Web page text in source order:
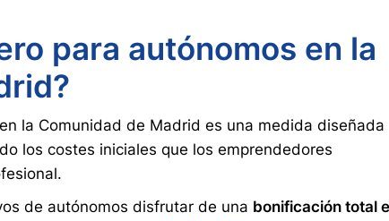
para autónomos en la
la Comunidad de Madrid es una medida diseñada
los costes iniciales que los emprendedores
de autónomos disfrutar de una bonificación total